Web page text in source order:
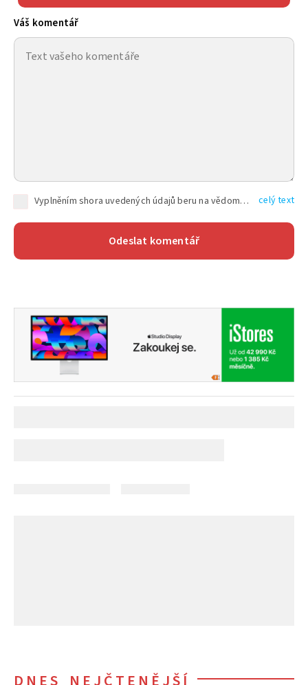
Váš komentář
Vyplněním shora uvedených údajů beru na vědomí, že společnost TEXT FACTORY s.r.o., sídlem Brno, Durďákova 336/29, Černá Pole, PSČ: 613 00, IČ: 06157831, zapsané u Krajského soudu v Brně, oddíl C, vložka 100399, bude zpracovávat mé osobní údaje uvedené v rámci mnou vyplněného registračního formuláře na základě oprávněných zájmů TEXT FACTORY s.r.o. dle čl. 6 odst. 1 písm. f) GDPR a pro splnění právních povinností (čl. 6 odst. 1 písm. c) GDPR), a to pro tyto účely: nezbytnost zajistit oprávnění návštěvníka webových stránek provozovaných společností TEXT FACTORY s.r.o. přispívat aktivně ke zveřejněným článkům nebo v rámci diskusních fór a výkon práv TEXT FACTORY s.r.o. jako administrátora těchto diskusních fór. Více informací o zpracování osobních údajů a právech lze nalézt v celý text